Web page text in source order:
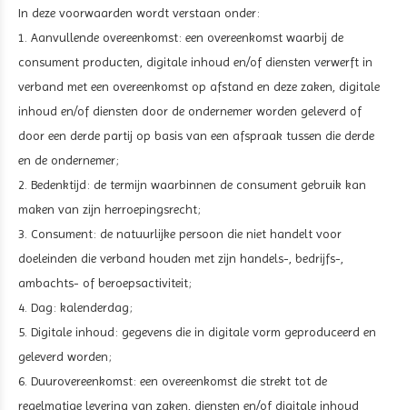
In deze voorwaarden wordt verstaan onder:
1. Aanvullende overeenkomst: een overeenkomst waarbij de
consument producten, digitale inhoud en/of diensten verwerft in
verband met een overeenkomst op afstand en deze zaken, digitale
inhoud en/of diensten door de ondernemer worden geleverd of
door een derde partij op basis van een afspraak tussen die derde
en de ondernemer;
2. Bedenktijd: de termijn waarbinnen de consument gebruik kan
maken van zijn herroepingsrecht;
3. Consument: de natuurlijke persoon die niet handelt voor
doeleinden die verband houden met zijn handels-, bedrijfs-,
ambachts- of beroepsactiviteit;
4. Dag: kalenderdag;
5. Digitale inhoud: gegevens die in digitale vorm geproduceerd en
geleverd worden;
6. Duurovereenkomst: een overeenkomst die strekt tot de
regelmatige levering van zaken, diensten en/of digitale inhoud